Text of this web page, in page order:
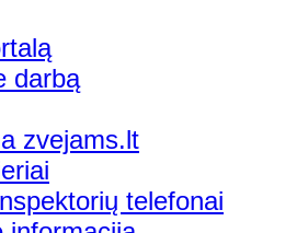
darbą
zvejams.lt
telefonai